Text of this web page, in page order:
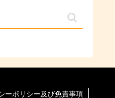
ーポリシー及び免責事項